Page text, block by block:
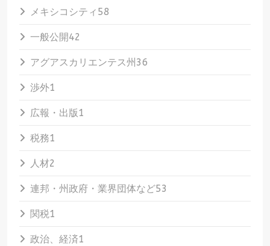
メキシコシティ 58
一般公開42
アグアスカリエンテス州 36
渉外1
広報・出版1
税務1
人材2
連邦・州政府・業界団体など53
関税1
政治、経済1